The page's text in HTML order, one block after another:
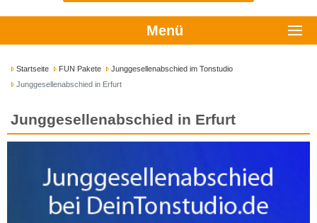
Menü
Startseite FUN Pakete
Junggesellenabschied im Tonstudio
Junggesellenabschied in Erfurt
Junggesellenabschied in Erfurt